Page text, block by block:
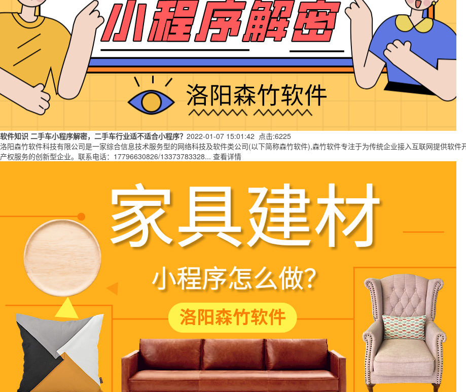
软件知识 二手车小程序解密，二手车行业适不适合小程序？ 2022-01-07 15:01:42 点击:6225
洛阳森竹软件科技有限公司是一家综合信息技术服务型的网络科技及软件类公司(以下简称森竹软件),森竹软件专注于为传统企业接入互联网提供软
产权服务的创新型企业。联系电话：17796630826/13373783328... 查看详情